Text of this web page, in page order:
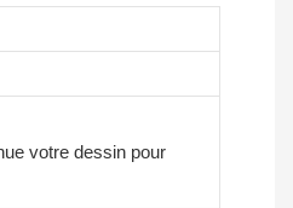
votre dessin pour